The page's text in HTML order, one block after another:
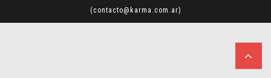
(contacto@karma.com.ar)